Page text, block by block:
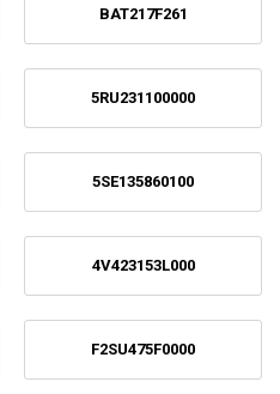
BAT217F261
5RU231100000
5SE135860100
4V423153L000
F2SU475F0000